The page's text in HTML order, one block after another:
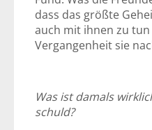
dass das größte
auch mit ihnen zu
Vergangenheit sie
Was ist damals
schuld?